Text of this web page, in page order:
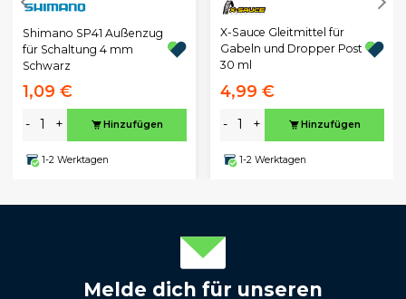
Shimano SP41 Außenzug
für Schaltung 4 mm
Schwarz
1,09 €
- + Hinzufügen
1-2 Werktagen
X-Sauce Gleitmittel für
Gabeln und Dropper Post
30 ml
4,99 €
- + Hinzufügen
1-2 Werktagen
Melde dich für unseren